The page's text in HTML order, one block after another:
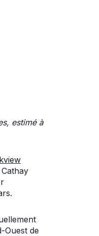
estimé à
Ouest de